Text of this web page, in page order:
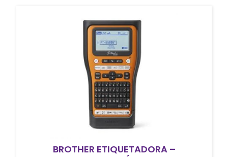
BROTHER ETIQUETADORA –